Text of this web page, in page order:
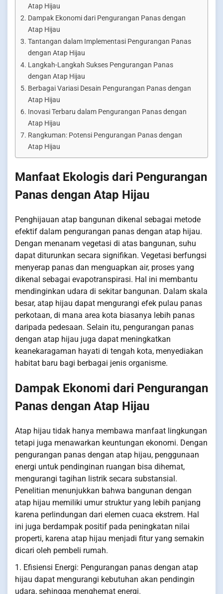
Atap Hijau
Dampak Ekonomi dari Pengurangan Panas dengan
Atap Hijau
Tantangan dalam Implementasi Pengurangan Panas
dengan Atap Hijau
Langkah-Langkah Sukses Pengurangan Panas
dengan Atap Hijau
Berbagai Variasi Desain Pengurangan Panas dengan
Atap Hijau
Inovasi Terbaru dalam Pengurangan Panas dengan
Atap Hijau
Rangkuman: Potensi Pengurangan Panas dengan
Atap Hijau
Manfaat Ekologis dari Pengurangan
Panas dengan Atap Hijau
Penghijauan atap bangunan dikenal sebagai metode
efektif dalam pengurangan panas dengan atap hijau.
Dengan menanam vegetasi di atas bangunan, suhu
dapat diturunkan secara signifikan. Vegetasi berfungsi
menyerap panas dan menguapkan air, proses yang
dikenal sebagai evapotranspirasi. Hal ini membantu
mendinginkan udara di sekitar bangunan. Dalam skala
besar, atap hijau dapat mengurangi efek pulau panas
perkotaan, di mana area kota biasanya lebih panas
daripada pedesaan. Selain itu, pengurangan panas
dengan atap hijau juga dapat meningkatkan
keanekaragaman hayati di tengah kota, menyediakan
habitat baru bagi berbagai jenis organisme.
Dampak Ekonomi dari Pengurangan
Panas dengan Atap Hijau
Atap hijau tidak hanya membawa manfaat lingkungan
tetapi juga menawarkan keuntungan ekonomi. Dengan
pengurangan panas dengan atap hijau, penggunaan
energi untuk pendinginan ruangan bisa dihemat,
mengurangi tagihan listrik secara substansial.
Penelitian menunjukkan bahwa bangunan dengan
atap hijau memiliki umur struktur yang lebih panjang
karena perlindungan dari elemen cuaca ekstrem. Hal
ini juga berdampak positif pada peningkatan nilai
properti, karena atap hijau menjadi fitur yang semakin
dicari oleh pembeli rumah.
1. Efisiensi Energi: Pengurangan panas dengan atap
hijau dapat mengurangi kebutuhan akan pendingin
udara, sehingga menghemat energi.